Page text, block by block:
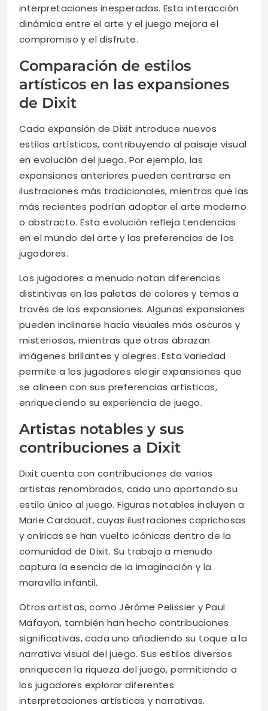
interpretaciones inesperadas. Esta interacción
dinámica entre el arte y el juego mejora el
compromiso y el disfrute.
Comparación de estilos
artísticos en las expansiones
de Dixit
Cada expansión de Dixit introduce nuevos
estilos artísticos, contribuyendo al paisaje visual
en evolución del juego. Por ejemplo, las
expansiones anteriores pueden centrarse en
ilustraciones más tradicionales, mientras que las
más recientes podrían adoptar el arte moderno
o abstracto. Esta evolución refleja tendencias
en el mundo del arte y las preferencias de los
jugadores.
Los jugadores a menudo notan diferencias
distintivas en las paletas de colores y temas a
través de las expansiones. Algunas expansiones
pueden inclinarse hacia visuales más oscuros y
misteriosos, mientras que otras abrazan
imágenes brillantes y alegres. Esta variedad
permite a los jugadores elegir expansiones que
se alineen con sus preferencias artísticas,
enriqueciendo su experiencia de juego.
Artistas notables y sus
contribuciones a Dixit
Dixit cuenta con contribuciones de varios
artistas renombrados, cada uno aportando su
estilo único al juego. Figuras notables incluyen a
Marie Cardouat, cuyas ilustraciones caprichosas
y oníricas se han vuelto icónicas dentro de la
comunidad de Dixit. Su trabajo a menudo
captura la esencia de la imaginación y la
maravilla infantil.
Otros artistas, como Jérôme Pelissier y Paul
Mafayon, también han hecho contribuciones
significativas, cada uno añadiendo su toque a la
narrativa visual del juego. Sus estilos diversos
enriquecen la riqueza del juego, permitiendo a
los jugadores explorar diferentes
interpretaciones artísticas y narrativas.